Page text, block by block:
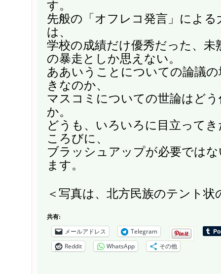
す。
先般の「オフレコ発言」による
は、
学校の成績だけ優秀だった、未
の暴走としか思えない。
ああいうことについての論議
きなのか、
マスコミについての世論はど
か。
どうも、いろいろに目立って
ころびに、
ブラッシュアップが必要では
ます。
＜写真は、北方民族のテント状
共有:
メールアドレス
Telegram
Reddit
WhatsApp その他